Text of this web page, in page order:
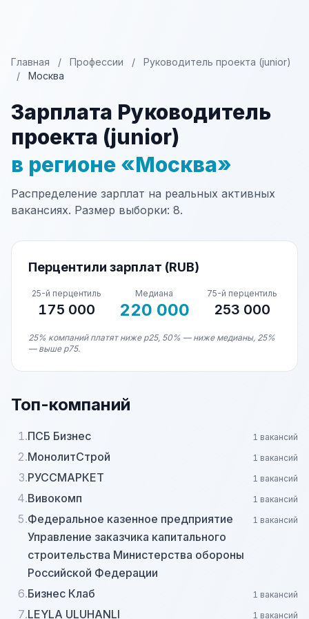
Главная / Профессии /
Руководитель проекта (junior)
/
Москва
Зарплата Руководитель
проекта (junior)
в регионе «Москва»
Распределение зарплат на реальных активных
вакансиях. Размер выборки: 8.
Перцентили зарплат (RUB)
25-й перцентиль
175 000
Медиана
220 000
75-й перцентиль
253 000
25% компаний платят ниже p25, 50% — ниже медианы, 25%
— выше p75.
Топ-компаний
1.ПСБ Бизнес 1 вакансий
2.МонолитСтрой 1 вакансий
3.РУССМАРКЕТ 1 вакансий
4.Вивокомп 1 вакансий
5.Федеральное казенное предприятие
Управление заказчика капитального
строительства Министерства обороны
Российской Федерации
1 вакансий
6.Бизнес Клаб 1 вакансий
7.LEYLA ULUHANLI 1 вакансий